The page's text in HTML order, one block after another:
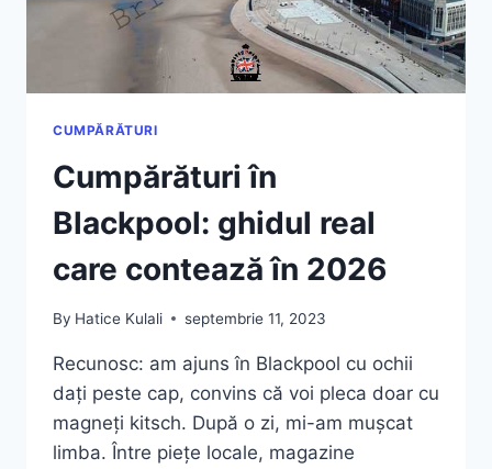
2026
CUMPĂRĂTURI
Cumpărături în
Blackpool: ghidul real
care contează în 2026
By Hatice Kulali septembrie 11, 2023
Recunosc: am ajuns în Blackpool cu ochii
dați peste cap, convins că voi pleca doar cu
magneți kitsch. După o zi, mi-am mușcat
limba. Între piețe locale, magazine